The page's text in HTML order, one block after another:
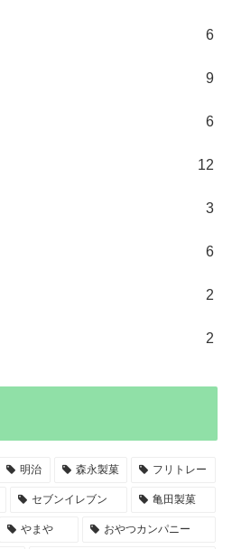
6
9
6
12
3
6
2
2
明治 森永製菓 フリトレー
セブンイレブン 亀田製菓
やまや おやつカンパニー